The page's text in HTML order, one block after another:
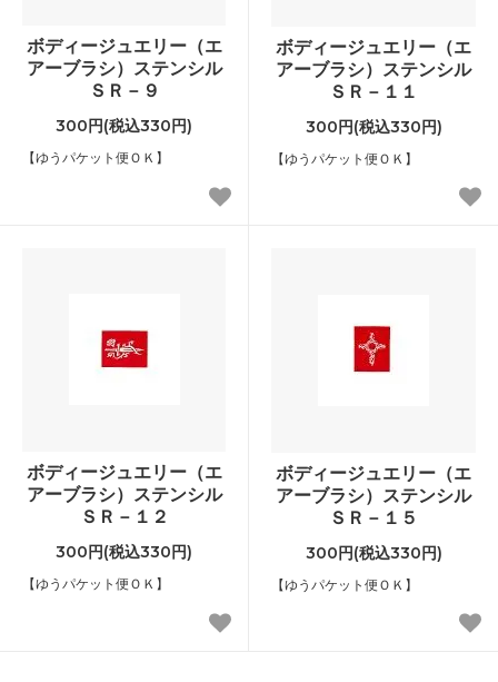
ボディージュエリー（エ
アーブラシ）ステンシル
ＳＲ－９
300円(税込330円)
【ゆうパケット便ＯＫ】
ボディージュエリー（エ
アーブラシ）ステンシル
ＳＲ－１１
300円(税込330円)
【ゆうパケット便ＯＫ】
ボディージュエリー（エ
アーブラシ）ステンシル
ＳＲ－１２
300円(税込330円)
【ゆうパケット便ＯＫ】
ボディージュエリー（エ
アーブラシ）ステンシル
ＳＲ－１５
300円(税込330円)
【ゆうパケット便ＯＫ】